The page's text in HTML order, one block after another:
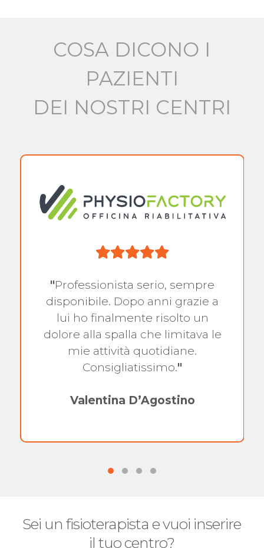
COSA DICONO I
PAZIENTI
DEI NOSTRI CENTRI
"Professionista serio, sempre
disponibile. Dopo anni grazie a
lui ho finalmente risolto un
dolore alla spalla che limitava le
mie attività quotidiane.
Consigliatissimo."
Valentina D’Agostino
Sei un fisioterapista e vuoi inserire
il tuo centro?